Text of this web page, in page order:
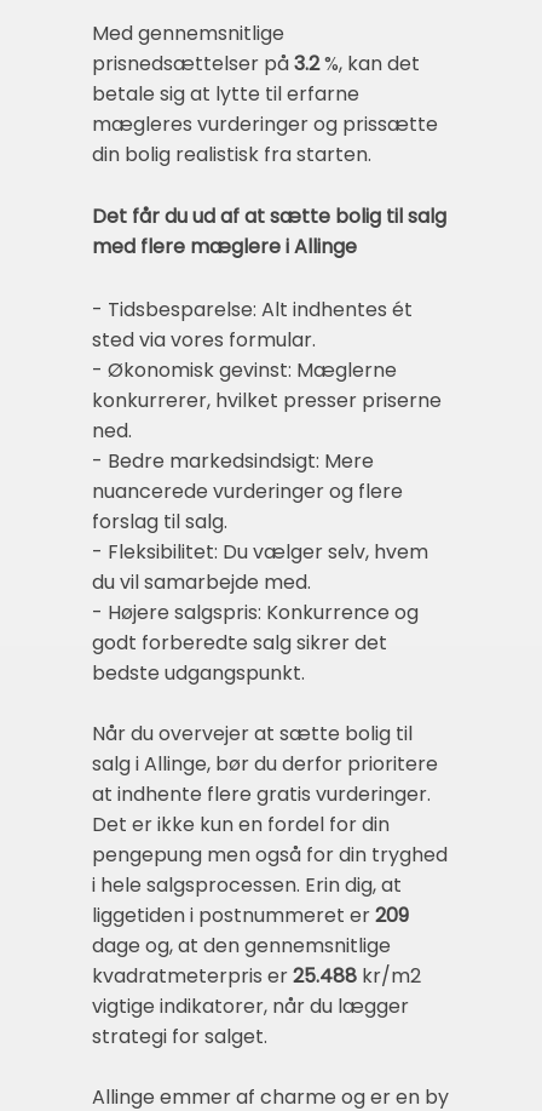
Med gennemsnitlige
prisnedsættelser på3.2%, kan det
betale sig at lytte til erfarne
mægleres vurderinger og prissætte
din bolig realistisk fra starten.
Det får du ud af at sætte bolig til salg
med flere mæglere i Allinge
- Tidsbesparelse: Alt indhentes ét
sted via vores formular.
- Økonomisk gevinst: Mæglerne
konkurrerer, hvilket presser priserne
ned.
- Bedre markedsindsigt: Mere
nuancerede vurderinger og flere
forslag til salg.
- Fleksibilitet: Du vælger selv, hvem
du vil samarbejde med.
- Højere salgspris: Konkurrence og
godt forberedte salg sikrer det
bedste udgangspunkt.
Når du overvejer at sætte bolig til
salg i Allinge, bør du derfor prioritere
at indhente flere gratis vurderinger.
Det er ikke kun en fordel for din
pengepung men også for din tryghed
i hele salgsprocessen. Erin dig, at
liggetiden i postnummeret er209
dage og, at den gennemsnitlige
kvadratmeterpris er25.488 kr/m2
vigtige indikatorer, når du lægger
strategi for salget.
Allinge emmer af charme og er en by